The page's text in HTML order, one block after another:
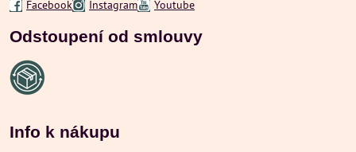
Facebook Instagram Youtube
Odstoupení od smlouvy
Info k nákupu